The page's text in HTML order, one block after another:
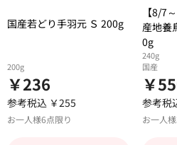
国産若どり手羽元 Ｓ 200g
200g
￥236
参考税込 ￥255
お一人様6点限り
【8/7
産地養
0g
240g
国産
￥
参考税
お一人